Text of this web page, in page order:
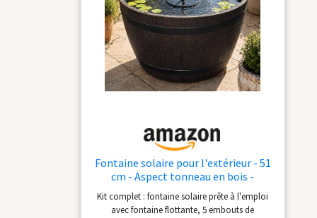
Fontaine solaire pour l'extérieur - 51
cm - Aspect tonneau en bois -
Marron - Fontaine de jardin
Kit complet : fontaine solaire prête à l'emploi
avec fontaine flottante, 5 embouts de